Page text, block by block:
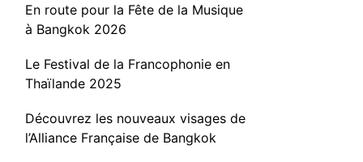
En route pour la Fête de la Musique
à Bangkok 2026
Le Festival de la Francophonie en
Thaïlande 2025
Découvrez les nouveaux visages de
l’Alliance Française de Bangkok